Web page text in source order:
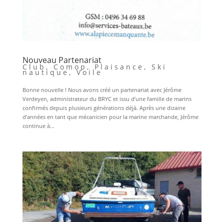
Nouveau Partenariat
Club , Comop , Plaisance , Ski
nautique,Voile
Bonne nouvelle ! Nous avons créé un partenariat avec Jérôme
Verdeyen, administrateur du BRYC et issu d’une famille de marins
confirmés depuis plusieurs générations déjà. Après une dizaine
d’années en tant que mécanicien pour la marine marchande, Jérôme
continue à...